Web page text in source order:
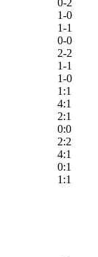
0-2
1-0
1-1
0-0
2-2
1-1
1-0
1:1
4:1
2:1
0:0
2:2
4:1
0:1
1:1